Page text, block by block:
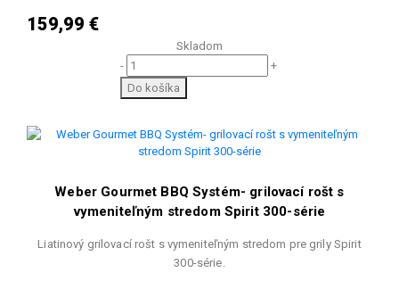
159,99 €
Skladom
-
+
Do košíka
Weber Gourmet BBQ Systém- grilovací rošt s
vymeniteľným stredom Spirit 300-série
Liatinový grilovací rošt s vymeniteľným stredom pre grily Spirit
300-série.